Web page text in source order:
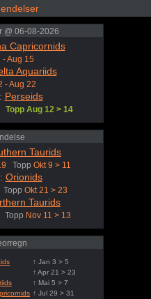
@ 06-08-2026
Capricornids
- Aug 15
Aquariids
- Aug 22
Perseids
Topp Aug 12 > 14
Taurids
Topp Okt 9 > 11
Orionids
Topp Okt 21 > 23
Taurids
Topp Nov 11 > 13
↑ Jan 3 > 5
↑ Apr 21 > 23
↑ Mai 5 > 7
↑ Jul 29 > 31